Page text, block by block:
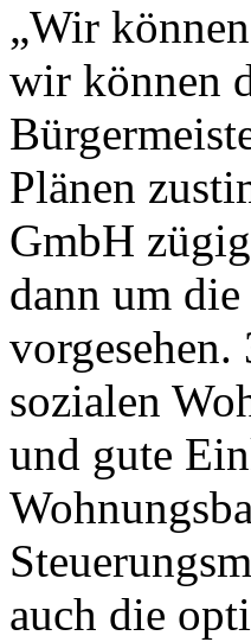
„Wir
wir können
Plänen
GmbH
dann um
sozialen
und gute
auch die